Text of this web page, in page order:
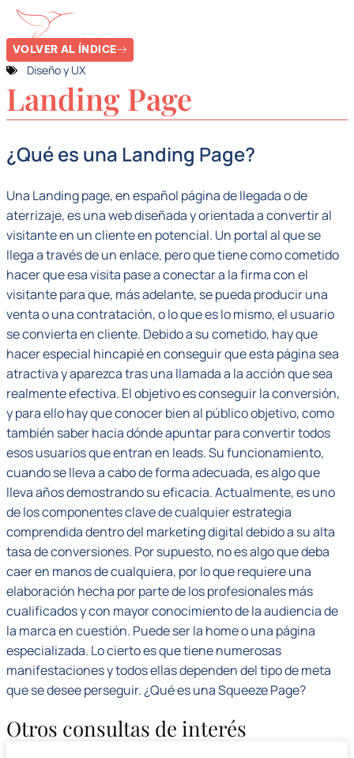
VOLVER AL ÍNDICE
Diseño y UX
Landing Page
¿Qué es una Landing Page?
Una Landing page, en español página de llegada o de
aterrizaje, es una web diseñada y orientada a convertir al
visitante en un cliente en potencial. Un portal al que se
llega a través de un enlace, pero que tiene como cometido
hacer que esa visita pase a conectar a la firma con el
visitante para que, más adelante, se pueda producir una
venta o una contratación, o lo que es lo mismo, el usuario
se convierta en cliente. Debido a su cometido, hay que
hacer especial hincapié en conseguir que esta página sea
atractiva y aparezca tras una llamada a la acción que sea
realmente efectiva. El objetivo es conseguir la conversión,
y para ello hay que conocer bien al público objetivo, como
también saber hacia dónde apuntar para convertir todos
esos usuarios que entran en leads. Su funcionamiento,
cuando se lleva a cabo de forma adecuada, es algo que
lleva años demostrando su eficacia. Actualmente, es uno
de los componentes clave de cualquier estrategia
comprendida dentro del marketing digital debido a su alta
tasa de conversiones. Por supuesto, no es algo que deba
caer en manos de cualquiera, por lo que requiere una
elaboración hecha por parte de los profesionales más
cualificados y con mayor conocimiento de la audiencia de
la marca en cuestión. Puede ser la home o una página
especializada. Lo cierto es que tiene numerosas
manifestaciones y todos ellas dependen del tipo de meta
que se desee perseguir. ¿Qué es una Squeeze Page?
Otros consultas de interés